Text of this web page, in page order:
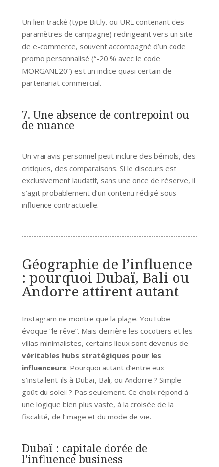
Un lien tracké (type Bit.ly, ou URL contenant des
paramètres de campagne) redirigeant vers un site
de e-commerce, souvent accompagné d’un code
promo personnalisé (“-20 % avec le code
MORGANE20”) est un indice quasi certain de
partenariat commercial.
7. Une absence de contrepoint ou
de nuance
Un vrai avis personnel peut inclure des bémols, des
critiques, des comparaisons. Si le discours est
exclusivement laudatif, sans une once de réserve, il
s’agit probablement d’un contenu rédigé sous
influence contractuelle.
Géographie de l’influence
: pourquoi Dubaï, Bali ou
Andorre attirent autant
Instagram ne montre que la plage. YouTube
évoque “le rêve”. Mais derrière les cocotiers et les
villas minimalistes, certains lieux sont devenus de
véritables hubs stratégiques pour les
influenceurs. Pourquoi autant d’entre eux
s’installent-ils à Dubaï, Bali, ou Andorre ? Simple
goût du soleil ? Pas seulement. Ce choix répond à
une logique bien plus vaste, à la croisée de la
fiscalité, de l’image et du mode de vie.
Dubaï : capitale dorée de
l’influence business